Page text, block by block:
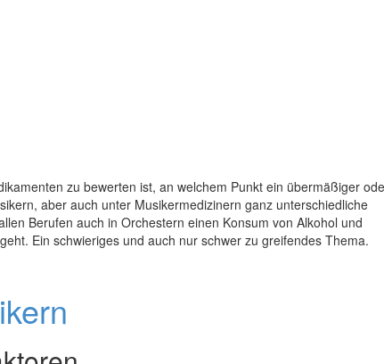
zu bewerten ist, an welchem Punkt ein übermäßiger
aber auch unter Musikermedizinern ganz unterschiedliche
Berufen auch in Orchestern einen Konsum von Alkohol und
Ein schwieriges und auch nur schwer zu greifendes Thema.